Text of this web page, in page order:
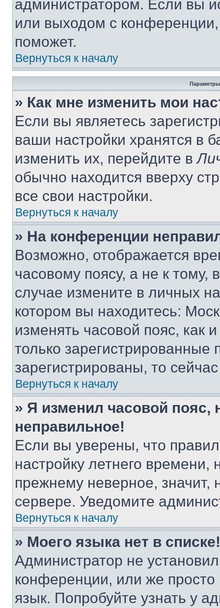
администратором. Если вы
или выходом с
поможет.
Вернуться к началу
Параметры
» Как мне изменить мои
Если вы являетесь
ваши настройки хранятся в
изменить их, перейдите в
обычно находится вверху
все свои настройки.
Вернуться к началу
» На конференции
Возможно, отображается
часовому поясу, а не к тому,
случае измените в личных
котором вы находитесь:
изменять часовой пояс, как
только
зарегистрированы, то
Вернуться к началу
» Я изменил часовой пояс,
неправильное!
Если вы уверены, что
настройку летнего
прежнему неверное, значит,
сервере. Уведомите
Вернуться к началу
» Моего языка нет в списке!
Администратор не
конференции, или же
язык. Попробуйте узнать у